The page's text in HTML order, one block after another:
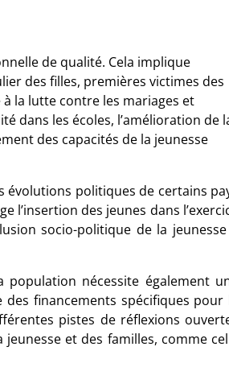
de qualité. Cela implique
des filles, premières victimes des
la lutte contre les mariages et
dans les écoles, l’amélioration de
des capacités de la jeunesse
politiques de certains
l’insertion des jeunes dans
socio-politique de la
nécessite également
des financements spécifiques pour
pistes de réflexions
et des familles, comme